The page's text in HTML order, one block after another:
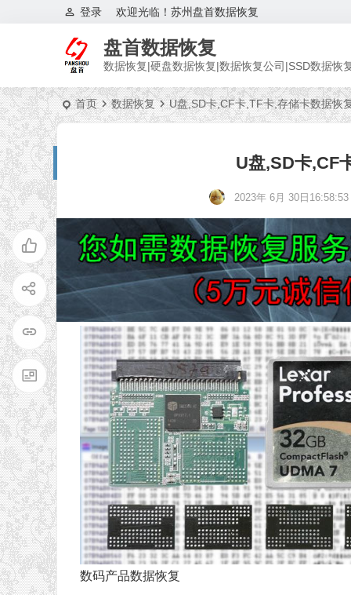
欢迎光临！苏州盘首数据恢复
登录
盘首数据恢复
数据恢复|硬盘数据恢复|数据恢复公司|SSD数据恢
首页 数据恢复 U盘,SD卡,CF卡,TF卡,存储卡数据恢
U盘,SD卡,CF
2023年 6月 30日16:58:53
数码产品数据恢复